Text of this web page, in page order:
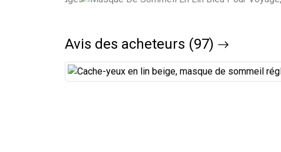
Avis des acheteurs (97)